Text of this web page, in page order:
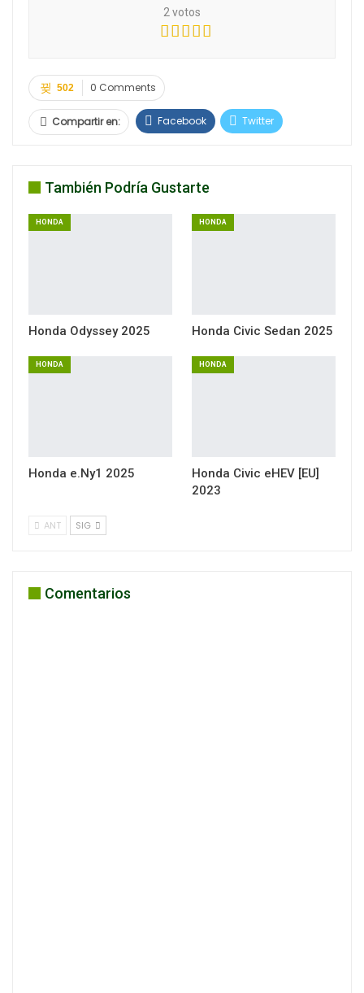
2 votos
0 Comments
502
Compartir en: Facebook Twitter
Email
También Podría Gustarte
HONDA
Honda Odyssey 2025
HONDA
Honda Civic Sedan 2025
HONDA
Honda e.Ny1 2025
HONDA
Honda Civic eHEV [EU]
2023
ANT SIG
Comentarios